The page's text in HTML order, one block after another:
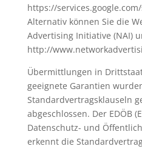
https://
Alternativ können Sie die
Advertising Initiative (NAI)
http://
Übermittlungen in
geeignete Garantien
Standardvertragsklauseln
abgeschlossen. Der EDÖB
Datenschutz- und
erkennt die